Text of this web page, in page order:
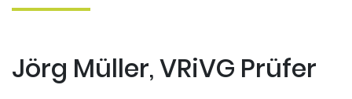
Jörg Müller, VRiVG Prüfer